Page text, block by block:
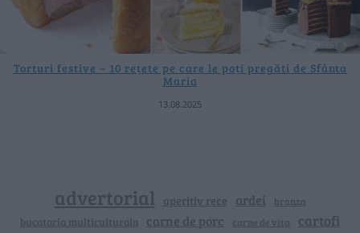
Torturi festive – 10 rețete pe care le poți pregăti de Sfânta
Maria
13.08.2025
advertorial aperitiv rece ardei branza
bucataria multiculturala carne de porc carne de vita cartofi